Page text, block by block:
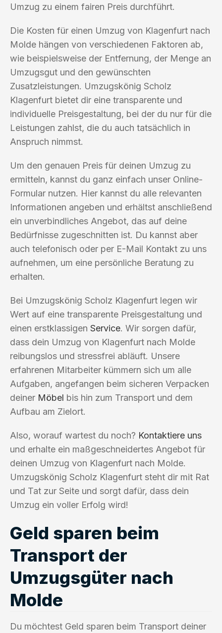
Umzug zu einem fairen Preis durchführt.
Die Kosten für einen Umzug von Klagenfurt nach
Molde hängen von verschiedenen Faktoren ab,
wie beispielsweise der Entfernung, der Menge an
Umzugsgut und den gewünschten
Zusatzleistungen. Umzugskönig Scholz
Klagenfurt bietet dir eine transparente und
individuelle Preisgestaltung, bei der du nur für die
Leistungen zahlst, die du auch tatsächlich in
Anspruch nimmst.
Um den genauen Preis für deinen Umzug zu
ermitteln, kannst du ganz einfach unser Online-
Formular nutzen. Hier kannst du alle relevanten
Informationen angeben und erhältst anschließend
ein unverbindliches Angebot, das auf deine
Bedürfnisse zugeschnitten ist. Du kannst aber
auch telefonisch oder per E-Mail Kontakt zu uns
aufnehmen, um eine persönliche Beratung zu
erhalten.
Bei Umzugskönig Scholz Klagenfurt legen wir
Wert auf eine transparente Preisgestaltung und
einen erstklassigen Service. Wir sorgen dafür,
dass dein Umzug von Klagenfurt nach Molde
reibungslos und stressfrei abläuft. Unsere
erfahrenen Mitarbeiter kümmern sich um alle
Aufgaben, angefangen beim sicheren Verpacken
deiner Möbel bis hin zum Transport und dem
Aufbau am Zielort.
Also, worauf wartest du noch? Kontaktiere uns
und erhalte ein maßgeschneidertes Angebot für
deinen Umzug von Klagenfurt nach Molde.
Umzugskönig Scholz Klagenfurt steht dir mit Rat
und Tat zur Seite und sorgt dafür, dass dein
Umzug ein voller Erfolg wird!
Geld sparen beim
Transport der
Umzugsgüter nach
Molde
Du möchtest Geld sparen beim Transport deiner